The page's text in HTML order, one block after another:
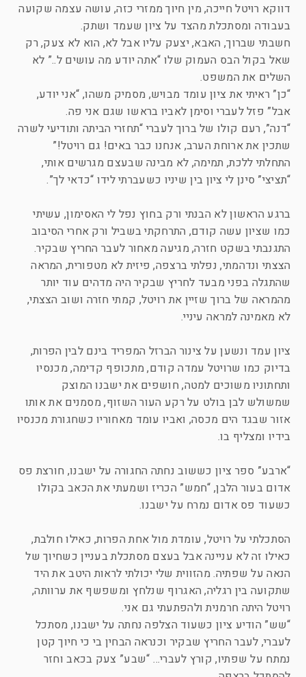
דווקא רויטל חייכה, מין חיוך ממזרי כזה, עושה עצמה שקועה
בעבודה ומסתכלת מהצד על ציון שעמד ושתק.
חשבתי שברוך, האבא, יצעק עליו אבל לא, הוא לא צעק, רק
שאל בקול הבס העמוק שלו “אתה יודע מה עושים ל..” לא
השלים את המשפט.
“כן” ראיתי את ציון עומד מבויש, מסמיק משהו, “אני יודע,
אבל” פזל לעברי וסימן לאביו בראשו שגם אני פה.
“דנה”, רעם קולו של ברוך לעברי “תחזרי הביתה ותודיעי לשרה
שתכין את ארוחת הערב, אנחנו כבר באים! גם רויטל!”
התחלתי ללכת, תמימה, לא מבינה שבעצם מגרשים אותי,
“תציצי” סינן לי ציון בין שיניו כשעברתי לידו “כדאי לך”.
ברגע הראשון לא הבנתי ורק בחוץ נפל לי האסימון, עשיתי
כמו שציון עשה קודם, התרחקתי בשביל ורק אחרי הסיבוב
התגנבתי בשקט חזרה, מגיעה מאחור לעבר החריץ שבקיר.
הצצתי ונדהמתי, נפלתי ברצפה, פיזית לא מטפורית, המראה
שהתגלה בפני מבעד לחריץ שבקיר היה מדהים עוד יותר
מהמראה של ברוך שזיין את רויטל, קמתי חזרה ושוב הצצתי,
לא מאמינה למראה עיניי.
ציון עמד ונשען על צינור הברזל המפריד בינם לבין הפרות,
בדיוק כמו שרויטל עמדה קודם, מתכופף קדימה, מכנסיו
ותחתוניו משוכים למטה, חושפים את ישבנו המוצק
שמשולש לבן בולט על רקע העור השזוף, מסמנים את אותו
אזור שבגד הים מכסה, ואביו עומד מאחוריו כשחגורת מכנסיו
בידיו ומצליף בו.
“ארבע” ספר ציון כששוב נחתה החגורה על ישבנו, חורצת פס
אדום בעור הלבן, “חמש” הכריז ושמעתי את הכאב בקולו
כשעוד פס אדום נמרח על ישבנו.
הסתכלתי על רויטל, עומדת מול אחת הפרות, כאילו חולבת,
כאילו זה לא עניינה אבל בעצם מסתכלת בעניין כשחיוך של
הנאה על שפתיה. מהזווית שלי יכולתי לראות היטב את היד
שתקועה בין רגליה, האגרוף שנלחץ ומשפשף את ערוותה,
רויטל היתה חרמנית ולהפתעתי גם אני.
“שש” הודיע ציון כשעוד הצלפה נחתה על ישבנו, מסתכל
לעברי, לעבר החריץ שבקיר וכנראה הבחין בי כי חיוך קטן
נמתח על שפתיו, קורץ לעברי… “שבע” צעק בכאב וחזר